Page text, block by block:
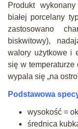
Produkt
białej porcelany
zastosowano
biskwitowy),
walory użytkowe i
się w
wypala się „na
Podstawowa
wysokość =
średnica